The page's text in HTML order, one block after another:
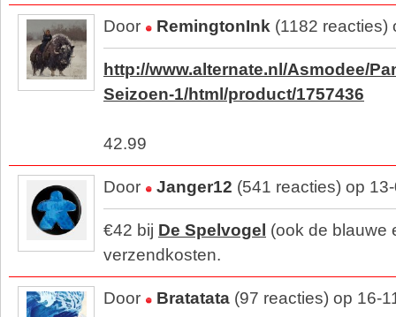
Door RemingtonInk (1182 reacties)
http://www.alternate.nl/Asmodee/
Seizoen-1/html/product/1757436
42.99
Door Janger12 (541 reacties) op
€42 bij De Spelvogel (ook de blauwe
verzendkosten.
Door Bratatata (97 reacties) op 16-